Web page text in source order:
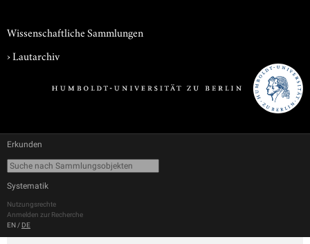
Wissenschaftliche Sammlungen
›Lautarchiv
Erkunden
Systematik
Nutzungsrechte
Anmelden zur Recherche
EN / DE